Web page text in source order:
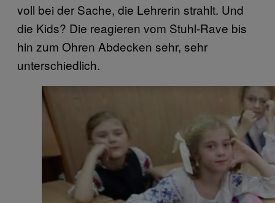
voll bei der Sache, die Lehrerin strahlt. Und
die Kids? Die reagieren vom Stuhl-Rave bis
hin zum Ohren Abdecken sehr, sehr
unterschiedlich.